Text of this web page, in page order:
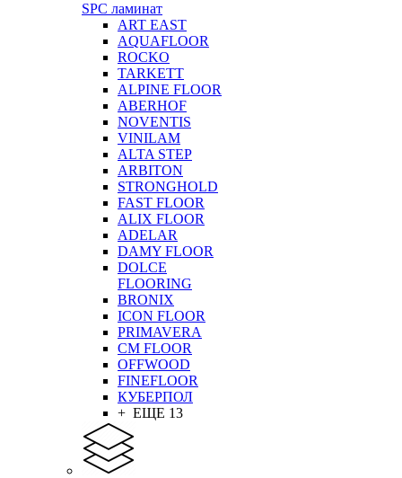
SPC ламинат
ART EAST
AQUAFLOOR
ROCKO
TARKETT
ALPINE FLOOR
ABERHOF
NOVENTIS
VINILAM
ALTA STEP
ARBITON
STRONGHOLD
FAST FLOOR
ALIX FLOOR
ADELAR
DAMY FLOOR
DOLCE
FLOORING
BRONIX
ICON FLOOR
PRIMAVERA
CM FLOOR
OFFWOOD
FINEFLOOR
КУБЕРПОЛ
+ ЕЩЕ 13